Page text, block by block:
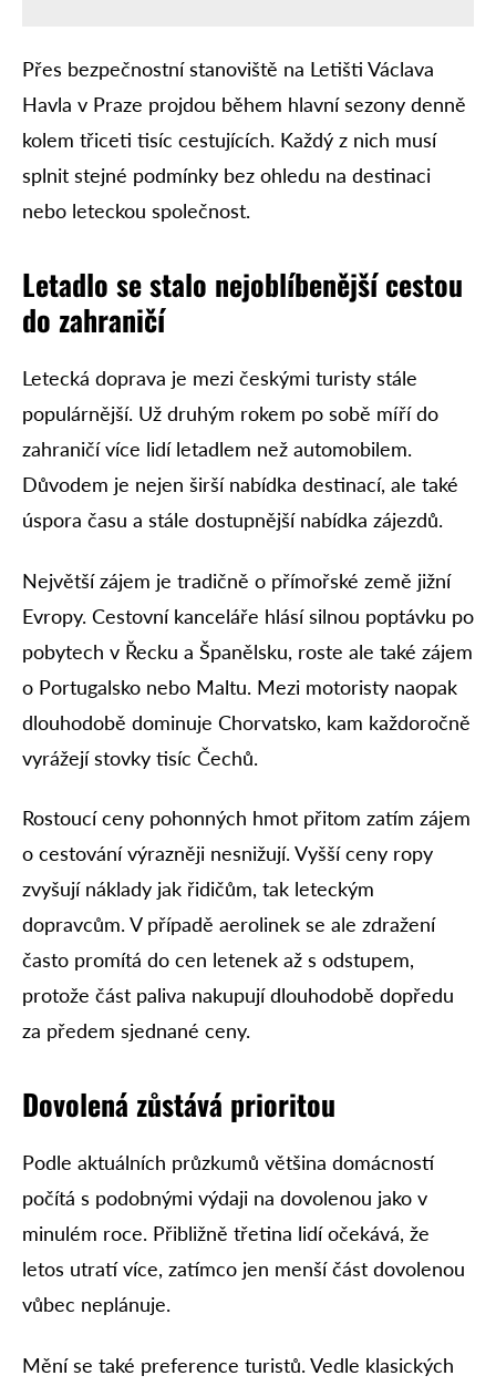
Přes bezpečnostní stanoviště na Letišti Václava
Havla v Praze projdou během hlavní sezony denně
kolem třiceti tisíc cestujících. Každý z nich musí
splnit stejné podmínky bez ohledu na destinaci
nebo leteckou společnost.
Letadlo se stalo nejoblíbenější cestou
do zahraničí
Letecká doprava je mezi českými turisty stále
populárnější. Už druhým rokem po sobě míří do
zahraničí více lidí letadlem než automobilem.
Důvodem je nejen širší nabídka destinací, ale také
úspora času a stále dostupnější nabídka zájezdů.
Největší zájem je tradičně o přímořské země jižní
Evropy. Cestovní kanceláře hlásí silnou poptávku po
pobytech v Řecku a Španělsku, roste ale také zájem
o Portugalsko nebo Maltu. Mezi motoristy naopak
dlouhodobě dominuje Chorvatsko, kam každoročně
vyrážejí stovky tisíc Čechů.
Rostoucí ceny pohonných hmot přitom zatím zájem
o cestování výrazněji nesnižují. Vyšší ceny ropy
zvyšují náklady jak řidičům, tak leteckým
dopravcům. V případě aerolinek se ale zdražení
často promítá do cen letenek až s odstupem,
protože část paliva nakupují dlouhodobě dopředu
za předem sjednané ceny.
Dovolená zůstává prioritou
Podle aktuálních průzkumů většina domácností
počítá s podobnými výdaji na dovolenou jako v
minulém roce. Přibližně třetina lidí očekává, že
letos utratí více, zatímco jen menší část dovolenou
vůbec neplánuje.
Mění se také preference turistů. Vedle klasických